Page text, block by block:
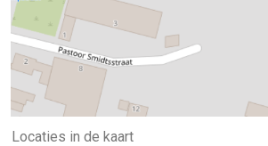
Locaties in de kaart